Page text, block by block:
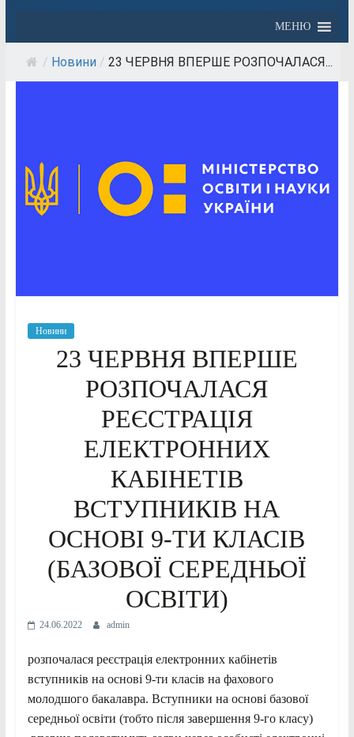
МЕНЮ
/ Новини / 23 ЧЕРВНЯ ВПЕРШЕ РОЗПОЧАЛАСЯ...
Новини
23 ЧЕРВНЯ ВПЕРШЕ
РОЗПОЧАЛАСЯ
РЕЄСТРАЦІЯ
ЕЛЕКТРОННИХ
КАБІНЕТІВ
ВСТУПНИКІВ НА
ОСНОВІ 9-ТИ КЛАСІВ
(БАЗОВОЇ СЕРЕДНЬОЇ
ОСВІТИ)
24.06.2022 admin
розпочалася реєстрація електронних кабінетів
вступників на основі 9-ти класів на фахового
молодшого бакалавра. Вступники на основі базової
середньої освіти (тобто після завершення 9-го класу)